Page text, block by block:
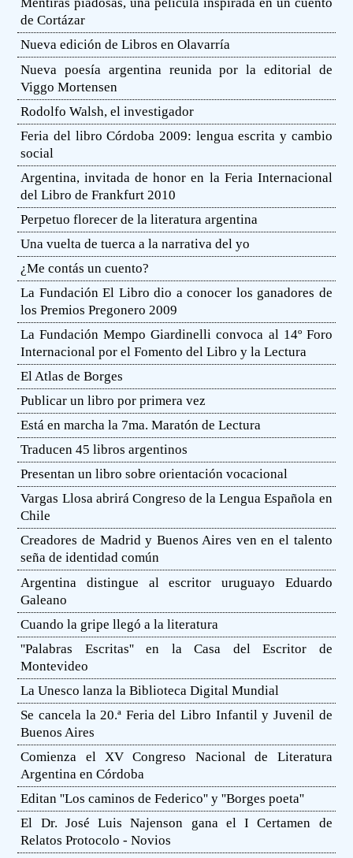
Mentiras piadosas, una película inspirada en un cuento
de Cortázar
Nueva edición de Libros en Olavarría
Nueva poesía argentina reunida por la editorial de
Viggo Mortensen
Rodolfo Walsh, el investigador
Feria del libro Córdoba 2009: lengua escrita y cambio
social
Argentina, invitada de honor en la Feria Internacional
del Libro de Frankfurt 2010
Perpetuo florecer de la literatura argentina
Una vuelta de tuerca a la narrativa del yo
¿Me contás un cuento?
La Fundación El Libro dio a conocer los ganadores de
los Premios Pregonero 2009
La Fundación Mempo Giardinelli convoca al 14º Foro
Internacional por el Fomento del Libro y la Lectura
El Atlas de Borges
Publicar un libro por primera vez
Está en marcha la 7ma. Maratón de Lectura
Traducen 45 libros argentinos
Presentan un libro sobre orientación vocacional
Vargas Llosa abrirá Congreso de la Lengua Española en
Chile
Creadores de Madrid y Buenos Aires ven en el talento
seña de identidad común
Argentina distingue al escritor uruguayo Eduardo
Galeano
Cuando la gripe llegó a la literatura
''Palabras Escritas'' en la Casa del Escritor de
Montevideo
La Unesco lanza la Biblioteca Digital Mundial
Se cancela la 20.ª Feria del Libro Infantil y Juvenil de
Buenos Aires
Comienza el XV Congreso Nacional de Literatura
Argentina en Córdoba
Editan ''Los caminos de Federico'' y ''Borges poeta''
El Dr. José Luis Najenson gana el I Certamen de
Relatos Protocolo - Novios